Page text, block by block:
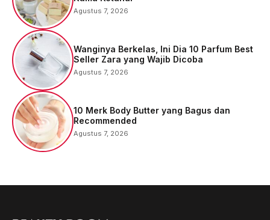
Agustus 7, 2026
Wanginya Berkelas, Ini Dia 10 Parfum Best
Seller Zara yang Wajib Dicoba
Agustus 7, 2026
10 Merk Body Butter yang Bagus dan
Recommended
Agustus 7, 2026